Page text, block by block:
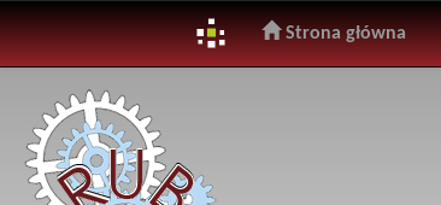
navigation
Strona główna